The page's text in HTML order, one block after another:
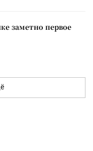
заметно первое